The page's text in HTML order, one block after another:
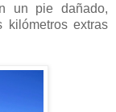
un pie dañado,
extras